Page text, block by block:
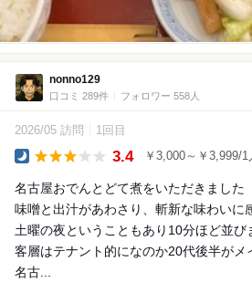
nonno129
口コミ 289件 フォロワー 558人
2026/05 訪問 1回目
3.4 ￥3,000～￥3,999/1
名古屋おでんとどて煮をいただきました
味噌と出汁があわさり、斬新な味わいに
土曜の夜ということもあり10分ほど並び
客層はテナント的になのか20代後半がメ
名古...